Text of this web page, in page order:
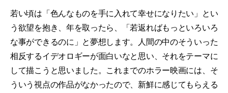
若い頃は「色んなものを手に入れて幸せになりたい」とい
う欲望を抱き、年を取ったら、「若返ればもっといろいろ
な事ができるのに」と夢想します。人間の中のそういった
相反するイデオロギーが面白いなと思い、それをテーマに
して描こうと思いました。これまでのホラー映画には、そ
ういう視点の作品がなかったので、新鮮に感じてもらえる